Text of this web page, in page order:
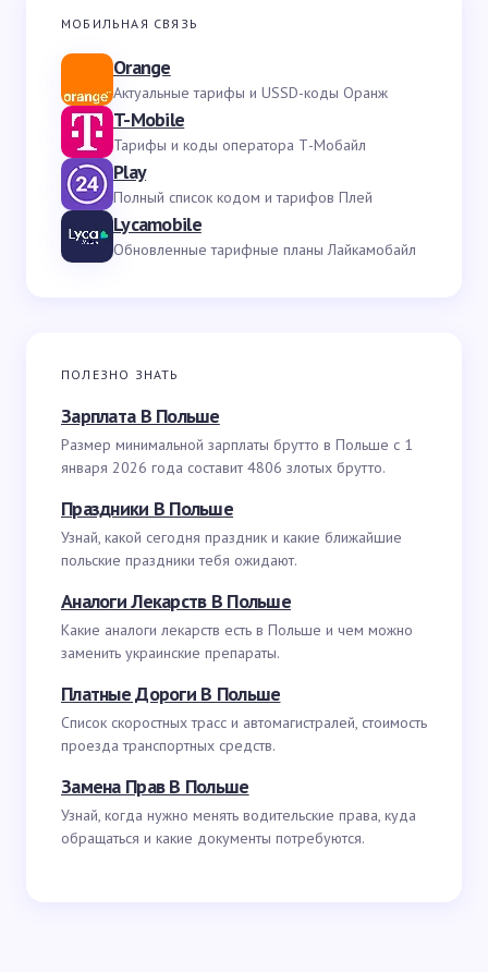
МОБИЛЬНАЯ СВЯЗЬ
Orange
Актуальные тарифы и USSD-коды Оранж
T-Mobile
Тарифы и коды оператора Т-Мобайл
Play
Полный список кодом и тарифов Плей
Lycamobile
Обновленные тарифные планы Лайкамобайл
ПОЛЕЗНО ЗНАТЬ
Зарплата В Польше
Размер минимальной зарплаты брутто в Польше с 1
января 2026 года составит 4806 злотых брутто.
Праздники В Польше
Узнай, какой сегодня праздник и какие ближайшие
польские праздники тебя ожидают.
Аналоги Лекарств В Польше
Какие аналоги лекарств есть в Польше и чем можно
заменить украинские препараты.
Платные Дороги В Польше
Список скоростных трасс и автомагистралей, стоимость
проезда транспортных средств.
Замена Прав В Польше
Узнай, когда нужно менять водительские права, куда
обращаться и какие документы потребуются.